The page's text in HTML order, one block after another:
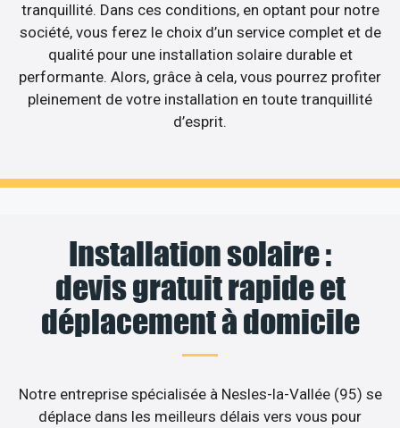
tranquillité. Dans ces conditions, en optant pour notre
société, vous ferez le choix d’un service complet et de
qualité pour une installation solaire durable et
performante. Alors, grâce à cela, vous pourrez profiter
pleinement de votre installation en toute tranquillité
d’esprit.
Installation solaire :
devis gratuit rapide et
déplacement à domicile
Notre entreprise spécialisée à Nesles-la-Vallée (95) se
déplace dans les meilleurs délais vers vous pour